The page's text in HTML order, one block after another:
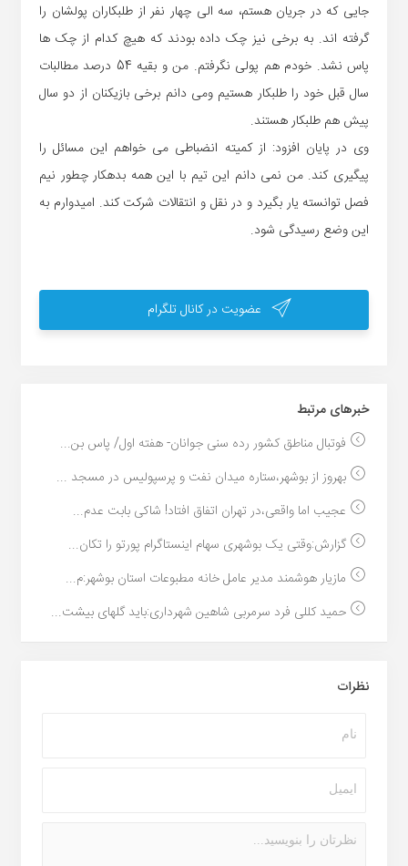
جایی که در جریان هستم، سه الی چهار نفر از طلبکاران پولشان را
گرفته اند. به برخی نیز چک داده بودند که هیچ کدام از چک ها
پاس نشد. خودم هم پولی نگرفتم. من و بقیه 54 درصد مطالبات
سال قبل خود را طلبکار هستیم ومی دانم برخی بازیکنان از دو سال
پیش هم طلبکار هستند.
وی در پایان افزود: از کمیته انضباطی می خواهم این مسائل را
پیگیری کند. من نمی دانم این تیم با این همه بدهکار چطور نیم
فصل توانسته یار بگیرد و در نقل و انتقالات شرکت کند. امیدوارم به
این وضع رسیدگی شود.
عضویت در کانال تلگرام
خبر‌های مرتبط
فوتبال مناطق کشور رده سنی جوانان- هفته اول/ پاس بن...
بهروز از بوشهر،ستاره میدان نفت و پرسپولیس در مسجد ...
عجیب اما واقعی،در تهران اتفاق افتاد! شاکی بابت عدم...
گزارش:وقتی یک بوشهری سهام اینستاگرام پورتو را تکان...
مازیار هوشمند مدیر عامل خانه مطبوعات استان بوشهر:م...
حمید کللی فرد سرمربی شاهین شهرداری:باید گلهای بیشت...
نظرات